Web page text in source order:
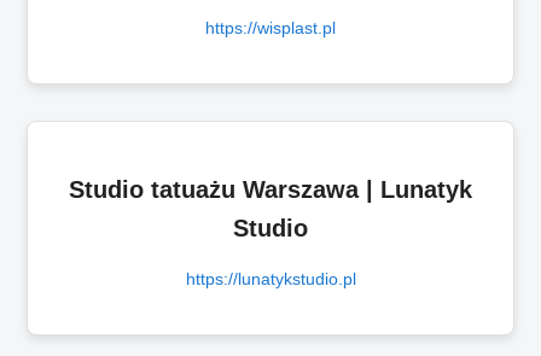
https://wisplast.pl
Studio tatuażu Warszawa | Lunatyk
Studio
https://lunatykstudio.pl